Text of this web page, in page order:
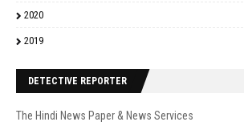
2020
2019
DETECTIVE REPORTER
The Hindi News Paper & News Services